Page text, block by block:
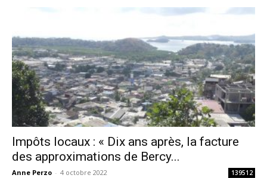
Impôts locaux : « Dix ans après, la facture
des approximations de Bercy...
Anne Perzo - 4 octobre 2022 139512